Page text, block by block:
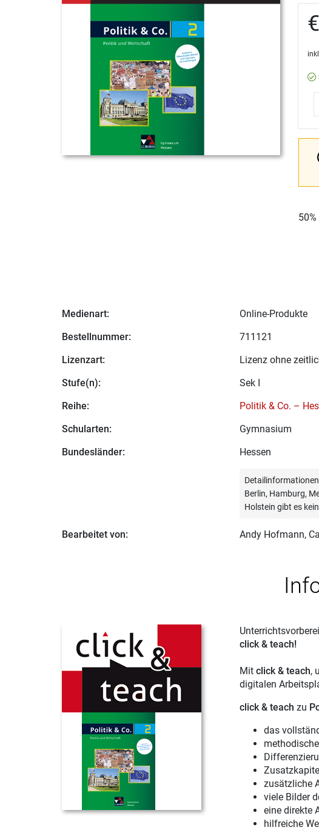
Medienart:
Online-Produkte
Bestellnummer:
711121
Lizenzart:
Lizenz ohne
Stufe(n):
Sek I
Reihe:
Politik & Co. –
Schularten:
Gymnasium
Bundesländer:
Hessen
Berlin, Hamburg,
Holstein gibt es
Bearbeitet von: Andy Hofmann,
click & teach!
Mit click & teach,
digitalen
click & teach zu
das
zusätzliche
viele Bilder
eine direkte
hilfreiche